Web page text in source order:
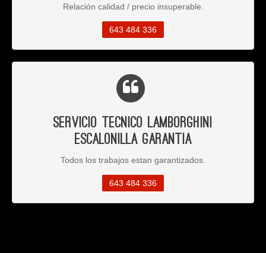
Relación calidad / precio insuperable.
643 484 336
Servicio Tecnico Lamborghini
Escalonilla Garantia
Todos los trabajos estan garantizados.
643 484 336